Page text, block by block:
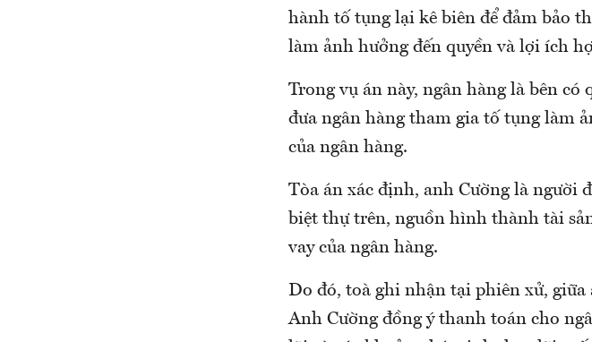
hành tố tụng lại kê biên để đảm bảo
làm ảnh hưởng đến quyền và lợi ích
Trong vụ án này, ngân hàng là bên
đưa ngân hàng tham gia tố tụng làm
của ngân hàng.
Tòa án xác định, anh Cường là người
biệt thự trên, nguồn hình thành tài
vay của ngân hàng.
Do đó, toà ghi nhận tại phiên xử,
Anh Cường đồng ý thanh toán cho